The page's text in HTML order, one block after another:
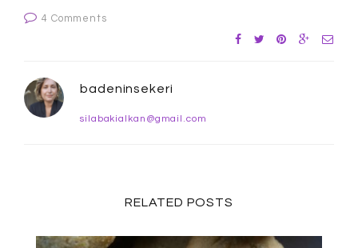
4 Comments
badeninsekeri
silabakialkan@gmail.com
RELATED POSTS